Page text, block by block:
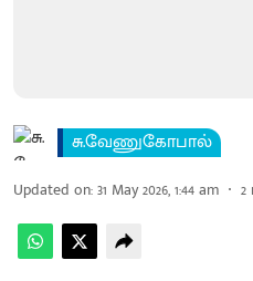
சு.வேணுகோபால்
Updated on:31 May 2026, 1:44 am 2